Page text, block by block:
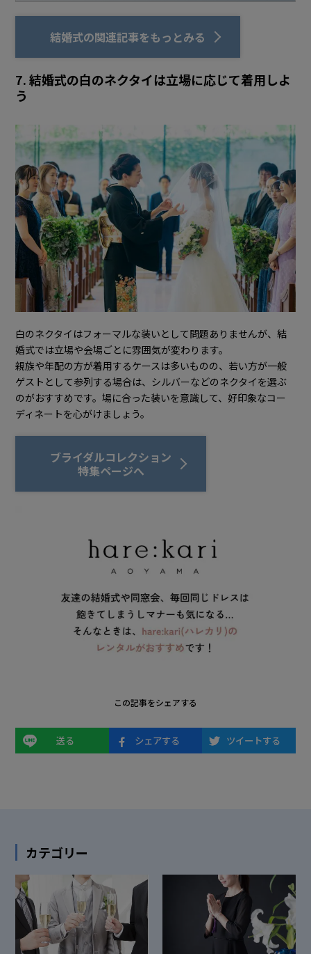
結婚式の関連記事をもっとみる
7. 結婚式の白のネクタイは立場に応じて着用しよ
う
白のネクタイはフォーマルな装いとして問題ありませんが、結
婚式では立場や会場ごとに雰囲気が変わります。
親族や年配の方が着用するケースは多いものの、若い方が一般
ゲストとして参列する場合は、シルバーなどのネクタイを選ぶ
のがおすすめです。場に合った装いを意識して、好印象なコー
ディネートを心がけましょう。
ブライダルコレクション
特集ページへ
この記事をシェアする
送る シェアする ツイートする
カテゴリー